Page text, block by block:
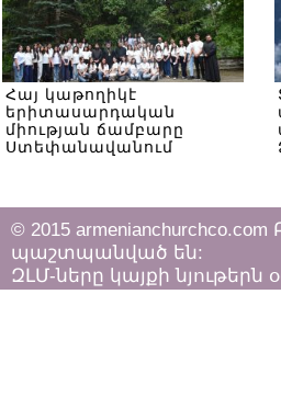
Հայ կաթողիկէ
երիտասարդական
միության ճամբարը
Ստեփանավանում
© 2015
պաշտպանված են:
ԶԼՄ-ները կայքի